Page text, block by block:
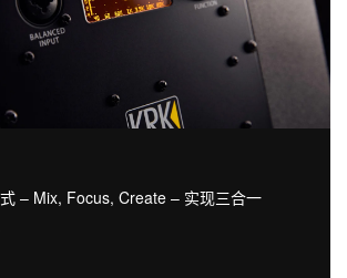
– Mix, Focus, Create – 实现三合一